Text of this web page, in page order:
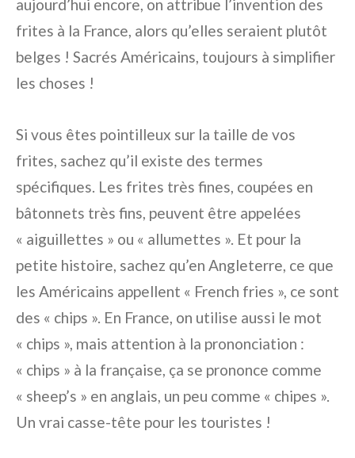
aujourd’hui encore, on attribue l’invention des
frites à la France, alors qu’elles seraient plutôt
belges ! Sacrés Américains, toujours à simplifier
les choses !
Si vous êtes pointilleux sur la taille de vos
frites, sachez qu’il existe des termes
spécifiques. Les frites très fines, coupées en
bâtonnets très fins, peuvent être appelées
« aiguillettes » ou « allumettes ». Et pour la
petite histoire, sachez qu’en Angleterre, ce que
les Américains appellent « French fries », ce sont
des « chips ». En France, on utilise aussi le mot
« chips », mais attention à la prononciation :
« chips » à la française, ça se prononce comme
« sheep’s » en anglais, un peu comme « chipes ».
Un vrai casse-tête pour les touristes !